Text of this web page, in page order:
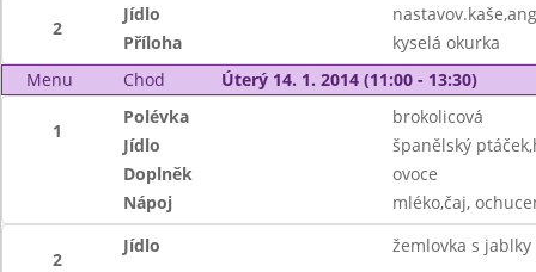
2
Jídlo
Příloha
kyselá okurka
Menu
Chod Úterý 14. 1. 2014 (11:00 - 13:30)
1
Polévka
brokolicová
Jídlo
španělský
Doplněk
ovoce
Nápoj
mléko,čaj,
2
Jídlo žemlovka s